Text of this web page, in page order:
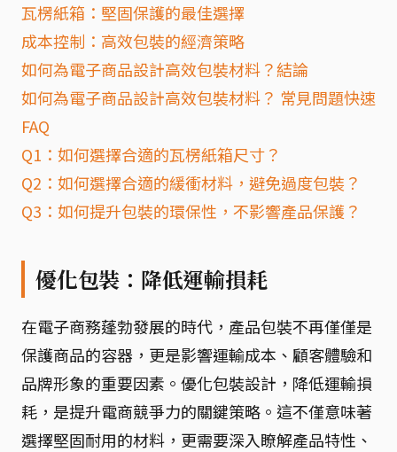
瓦楞紙箱：堅固保護的最佳選擇
成本控制：高效包裝的經濟策略
如何為電子商品設計高效包裝材料？結論
如何為電子商品設計高效包裝材料？ 常見問題快速
FAQ
Q1：如何選擇合適的瓦楞紙箱尺寸？
Q2：如何選擇合適的緩衝材料，避免過度包裝？
Q3：如何提升包裝的環保性，不影響產品保護？
優化包裝：降低運輸損耗
在電子商務蓬勃發展的時代，產品包裝不再僅僅是
保護商品的容器，更是影響運輸成本、顧客體驗和
品牌形象的重要因素。優化包裝設計，降低運輸損
耗，是提升電商競爭力的關鍵策略。這不僅意味著
選擇堅固耐用的材料，更需要深入瞭解產品特性、